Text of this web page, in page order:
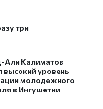
три
Али Калиматов
высокий уровень
молодежного
в Ингушетии